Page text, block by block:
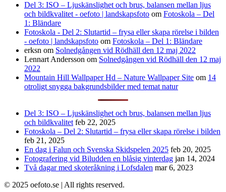
Del 3: ISO – Ljuskänslighet och brus, balansen mellan ljus
och bildkvalitet - oefoto | landskapsfoto om Fotoskola – Del
1: Bländare
Fotoskola - Del 2: Slutartid – frysa eller skapa rörelse i bilden
- oefoto | landskapsfoto om Fotoskola – Del 1: Bländare
erksn om Solnedgången vid Rödhäll den 12 maj 2022
Lennart Andersson om Solnedgången vid Rödhäll den 12 maj
2022
Mountain Hill Wallpaper Hd – Nature Wallpaper Site om 14
otroligt snygga bakgrundsbilder med temat natur
Del 3: ISO – Ljuskänslighet och brus, balansen mellan ljus
och bildkvalitet feb 22, 2025
Fotoskola – Del 2: Slutartid – frysa eller skapa rörelse i bilden
feb 21, 2025
En dag i Falun och Svenska Skidspelen 2025 feb 20, 2025
Fotografering vid Biludden en blåsig vinterdag jan 14, 2024
Två dagar med skoteråkning i Lofsdalen mar 6, 2023
© 2025 oefoto.se | All rights reserved.